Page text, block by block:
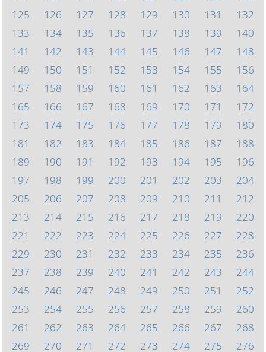
125
126 127 128 129 130 131
132
133
134 135 136 137 138 139
140
141
142 143 144 145 146 147
148
149
150 151 152 153 154 155
156
157
158 159 160 161 162 163
164
165
166 167 168 169 170 171
172
173
174 175 176 177 178 179
180
181
182 183 184 185 186 187
188
189
190 191 192 193 194 195
196
197
198 199 200 201 202 203
204
205
206 207 208 209 210 211
212
213
214 215 216 217 218 219
220
221
222 223 224 225 226 227
228
229
230 231 232 233 234 235
236
237
238 239 240 241 242 243
244
245
246 247 248 249 250 251
252
253
254 255 256 257 258 259
260
261
262 263 264 265 266 267
268
269
270 271 272 273 274 275
276